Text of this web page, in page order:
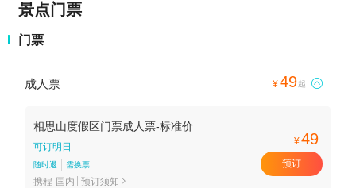
景点门票
门票
成人票 ¥49起 
相思山度假区门票成人票-标准价
可订明日
随时退 需换票
携程-国内 预订须知 
¥49
预订